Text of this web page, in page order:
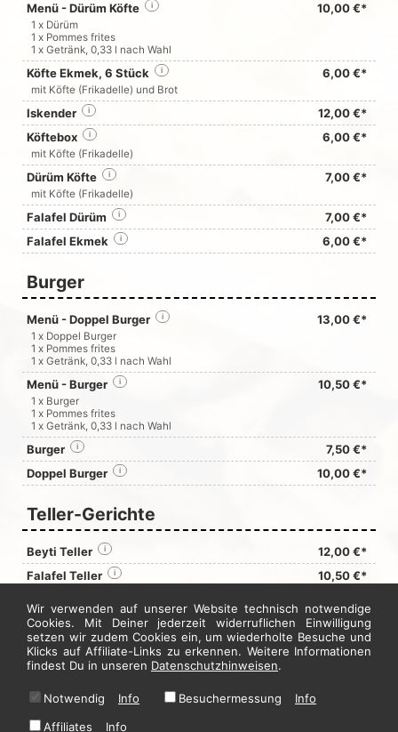
Menü - Dürüm Köfte 10,00 €*
i
1 x Dürüm
1 x Pommes frites
1 x Getränk, 0,33 l nach Wahl
Köfte Ekmek, 6 Stück 6,00 €*
i
mit Köfte (Frikadelle) und Brot
Iskender 12,00 €*
i
Köftebox 6,00 €*
i
mit Köfte (Frikadelle)
Dürüm Köfte 7,00 €*
i
mit Köfte (Frikadelle)
Falafel Dürüm 7,00 €*
i
Falafel Ekmek 6,00 €*
i
Burger
Menü - Doppel Burger 13,00 €*
i
1 x Doppel Burger
1 x Pommes frites
1 x Getränk, 0,33 l nach Wahl
Menü - Burger 10,50 €*
i
1 x Burger
1 x Pommes frites
1 x Getränk, 0,33 l nach Wahl
Burger 7,50 €*
i
Doppel Burger 10,00 €*
i
Teller-Gerichte
Beyti Teller 12,00 €*
i
Falafel Teller 10,50 €*
i
Jetzt hier bestellen
* Alle Preise in Euro inkl. gesetzl. MwSt. Abbildungen können ggf. abweichen.
Wir verwenden auf unserer Website technisch notwendige
Cookies. Mit Deiner jederzeit widerruflichen Einwilligung
setzen wir zudem Cookies ein, um wiederholte Besuche und
Klicks auf Affiliate-Links zu erkennen. Weitere Informationen
findest Du in unseren Datenschutzhinweisen.
Notwendig Info Besuchermessung
Info
Affiliates
Info